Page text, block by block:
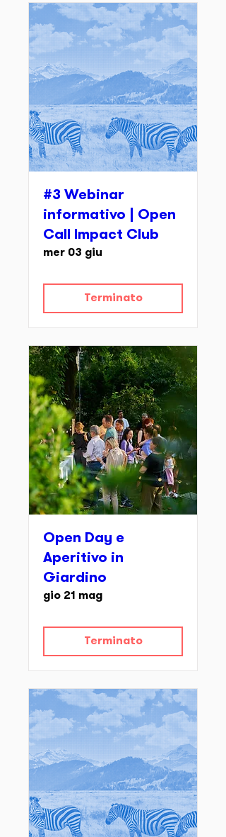
#3 Webinar
informativo | Open
Call Impact Club
mer 03 giu
Terminato
Open Day e
Aperitivo in
Giardino
gio 21 mag
Terminato